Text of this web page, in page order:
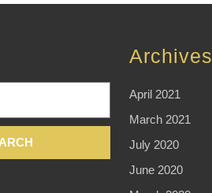
Archives
April 2021
March 2021
July 2020
June 2020